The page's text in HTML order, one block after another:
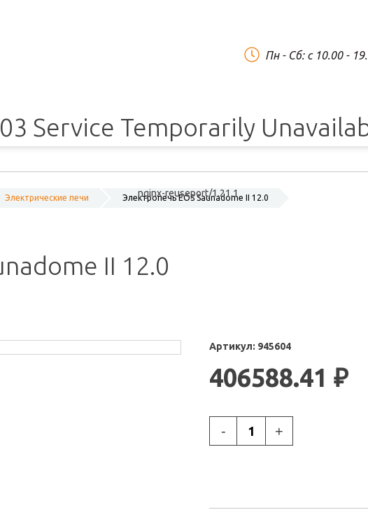
Пн - Сб: c 10.00 -
Service Temporarily
nginx-reuseport/1.21.1
Электрические печи Электропечь EOS Saunadome II 12.0
II 12.0
Артикул: 945604
406588.41 ₽
- +